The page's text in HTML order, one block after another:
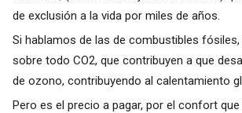
de exclusión a la vida por miles de años.
Si hablamos de las de combustibles fósiles,
sobre todo CO2, que contribuyen a que
de ozono, contribuyendo al calentamiento
Pero es el precio a pagar, por el confort